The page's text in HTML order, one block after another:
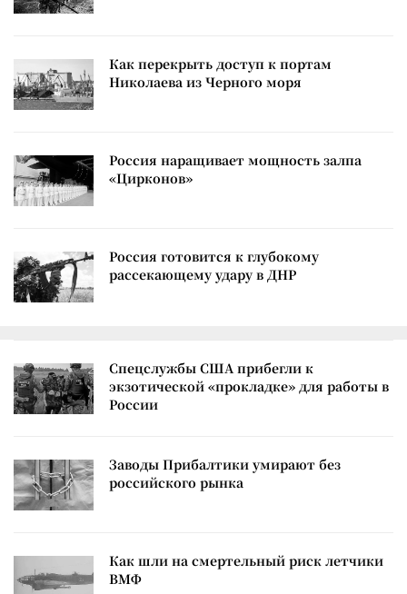
Как перекрыть доступ к портам
Николаева из Черного моря
Россия наращивает мощность залпа
«Цирконов»
Россия готовится к глубокому
рассекающему удару в ДНР
Спецслужбы США прибегли к
экзотической «прокладке» для работы в
России
Заводы Прибалтики умирают без
российского рынка
Как шли на смертельный риск летчики
ВМФ